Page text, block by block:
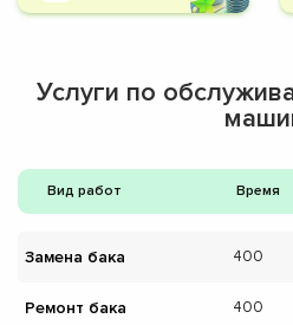
Услуги по
Вид работ Время
Замена бака 400
Ремонт бака 400